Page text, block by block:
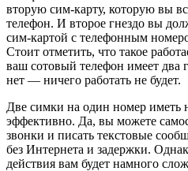
вторую сим-карту, которую вы
телефон. И второе гнездо вы
сим-картой с телефонным
Стоит отметить, что такое
ваш сотовый телефон имеет два
нет — ничего работать не будет.
Две симки на один номер иметь
эффективно. Да, вы можете
звонки и писать текстовые
без Интернета и задержки.
действия вам будет намного